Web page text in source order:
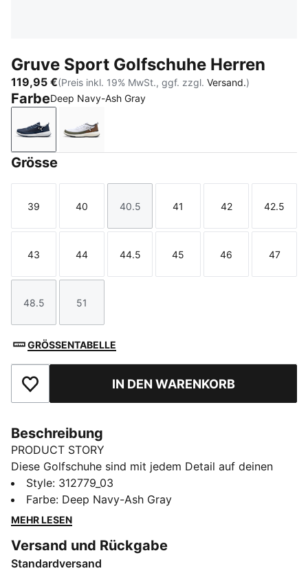
Gruve Sport Golfschuhe Herren
119,95 €(Preis inkl. 19% MwSt., ggf. zzgl. Versand.)
FarbeDeep Navy-Ash Gray
Deep Navy-Ash Gray
PUMA White-Fudge-Dark Sage
Grösse
Größe
39
Größe
40
Größe
40.5
Größe
41
Größe
42
Größe
42.5
Größe
43
Größe
44
Größe
44.5
Größe
45
Größe
46
Größe
47
Größe
48.5
Größe
51
GRÖSSENTABELLE
Zu Favoriten hinzufügenIN DEN WARENKORB
Beschreibung
PRODUCT STORY
Diese Golfschuhe sind mit jedem Detail auf deinen
Sport abgestimmt. Mit FUSION FOAM für einen
gedämpften Schritt, einer Laufsohle ohne Stollen für
Grip beim Abschlag und einer wasserdichten
sie an, geh über das Fairway und spiele mit
Selbstvertrauen.
Style: 312779_03
Farbe: Deep Navy-Ash Gray
MEHR LESEN
Versand und Rückgabe
Standardversand